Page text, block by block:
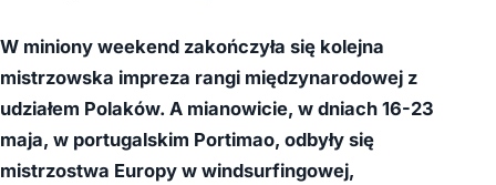
W miniony weekend zakończyła się kolejna
mistrzowska impreza rangi międzynarodowej z
udziałem Polaków. A mianowicie, w dniach 16-23
maja, w portugalskim Portimao, odbyły się
mistrzostwa Europy w windsurfingowej,